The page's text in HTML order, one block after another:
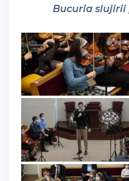
Bucuria slujirii